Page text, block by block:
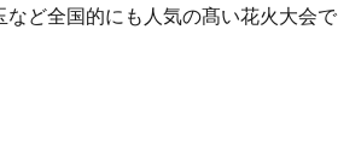
ど全国的にも人気の髙い花火大会で